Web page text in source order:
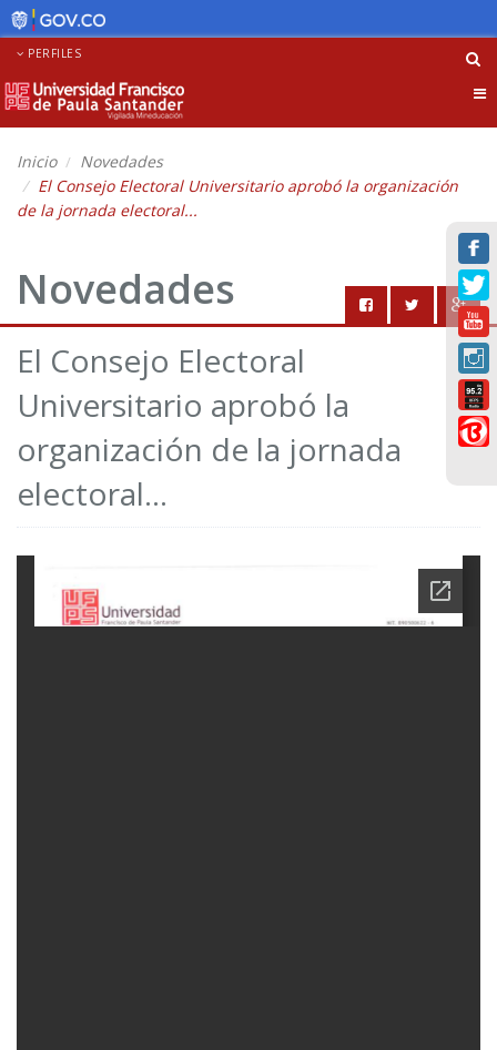
PERFILES
Inicio
Novedades
El Consejo Electoral Universitario aprobó la organización
de la jornada electoral...
Novedades
El Consejo Electoral
Universitario aprobó la
organización de la jornada
electoral...